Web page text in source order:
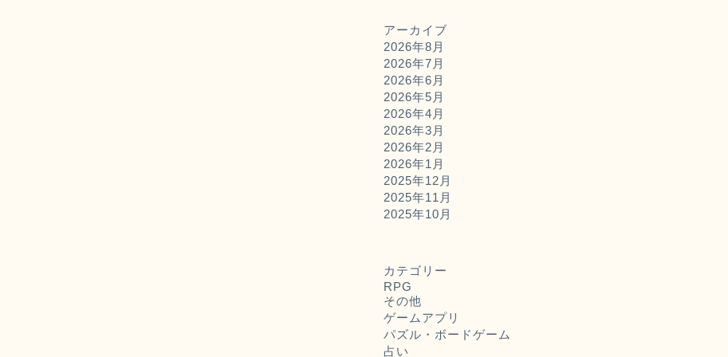
アーカイブ
2026年8月
2026年7月
2026年6月
2026年5月
2026年4月
2026年3月
2026年2月
2026年1月
2025年12月
2025年11月
2025年10月
カテゴリー
RPG
その他
ゲームアプリ
パズル・ボードゲーム
占い